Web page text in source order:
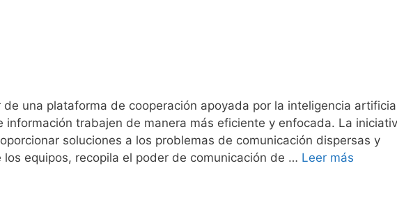
una plataforma de cooperación apoyada por la inteligencia
información trabajen de manera más eficiente y enfocada. La
soluciones a los problemas de comunicación dispersas y
equipos, recopila el poder de comunicación de … Leer más